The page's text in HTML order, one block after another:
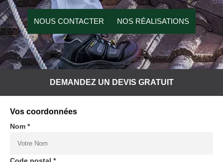
NOUS CONTACTER NOS RÉALISATIONS
DEMANDEZ UN DEVIS GRATUIT
Vos coordonnées
Nom *